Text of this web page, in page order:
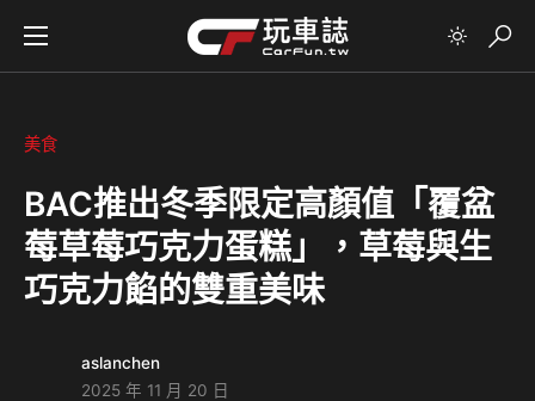
美食
BAC推出冬季限定高顏值「覆盆
莓草莓巧克力蛋糕」，草莓與生
巧克力餡的雙重美味
aslanchen
2025 年 11 月 20 日